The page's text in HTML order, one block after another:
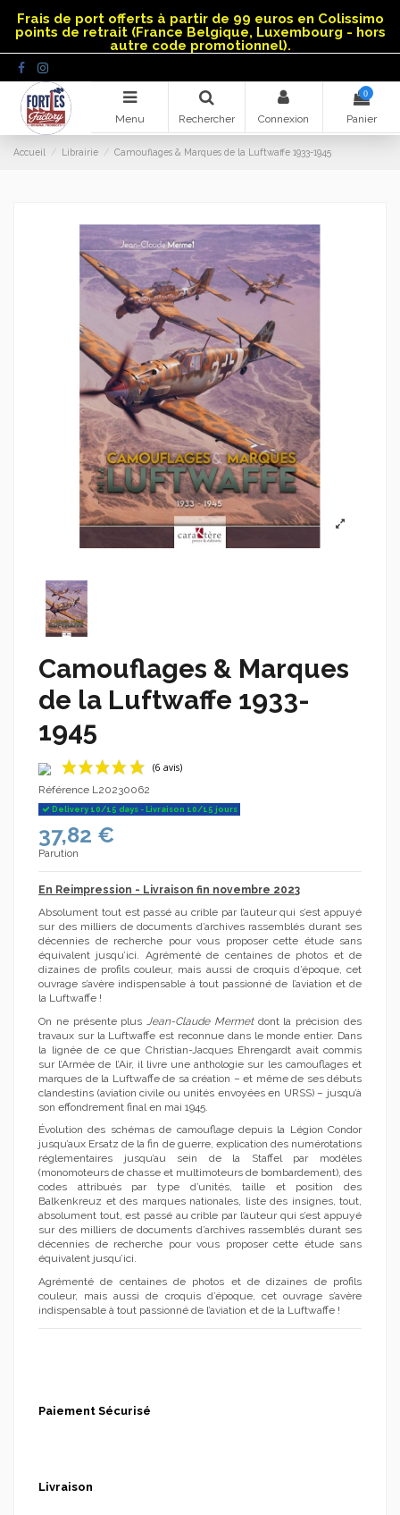
Frais de port offerts à partir de 99 euros en Colissimo
points de retrait (France Belgique, Luxembourg - hors
autre code promotionnel).
Menu Rechercher Connexion
0
Panier
Accueil Librairie Camouflages & Marques de la Luftwaffe 1933-1945
Camouflages & Marques
de la Luftwaffe 1933-
1945
Référence L20230062
Delivery 10/15 days - Livraison 10/15 jours
37,82 €
Parution
En Reimpression - Livraison fin novembre 2023
Absolument tout est passé au crible par l’auteur qui s’est appuyé
sur des milliers de documents d’archives rassemblés durant ses
décennies de recherche pour vous proposer cette étude sans
équivalent jusqu’ici. Agrémenté de centaines de photos et de
dizaines de profils couleur, mais aussi de croquis d’époque, cet
ouvrage s’avère indispensable à tout passionné de l’aviation et de
la Luftwaffe !
On ne présente plusJean-Claude Mermetdont la précision des
travaux sur la Luftwaffe est reconnue dans le monde entier. Dans
la lignée de ce que Christian-Jacques Ehrengardt avait commis
sur l’Armée de l’Air, il livre une anthologie sur les camouflages et
marques de la Luftwaffe de sa création – et même de ses débuts
clandestins (aviation civile ou unités envoyées en URSS) – jusqu’à
son effondrement final en mai 1945.
Évolution des schémas de camouflage depuis la Légion Condor
jusqu’aux Ersatz de la fin de guerre, explication des numérotations
réglementaires jusqu’au sein de la Staffel par modèles
(monomoteurs de chasse et multimoteurs de bombardement), des
codes attribués par type d’unités, taille et position des
Balkenkreuz et des marques nationales, liste des insignes, tout,
absolument tout, est passé au crible par l’auteur qui s’est appuyé
sur des milliers de documents d’archives rassemblés durant ses
décennies de recherche pour vous proposer cette étude sans
équivalent jusqu’ici.
Agrémenté de centaines de photos et de dizaines de profils
couleur, mais aussi de croquis d’époque, cet ouvrage s’avère
indispensable à tout passionné de l’aviation et de la Luftwaffe !
Paiement Sécurisé
Livraison